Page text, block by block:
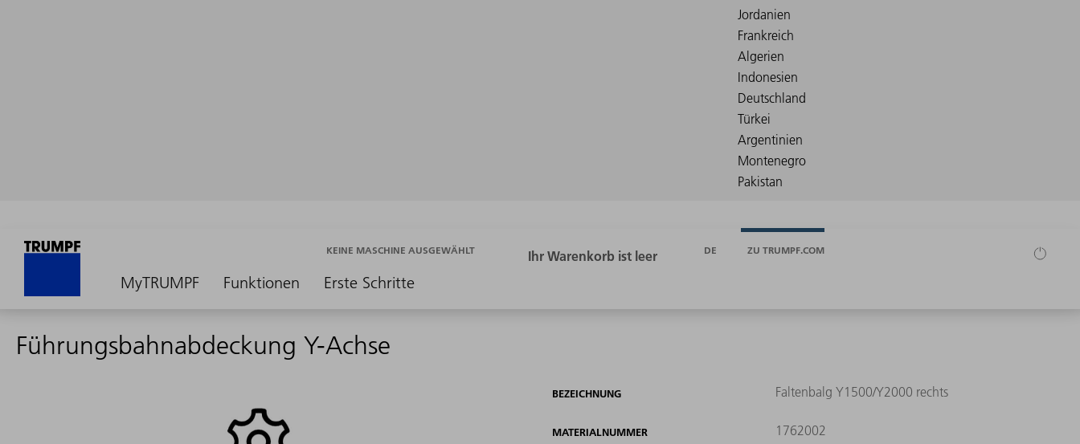
MyTRUMPF Funktionen Erste Schritte
KEINE MASCHINE AUSGEWÄHLT DE ZU TRUMPF.COM
Führungsbahnabdeckung Y-Achse
BEZEICHNUNG Faltenbalg Y1500/Y2000 rechts
MATERIALNUMMER 1762002